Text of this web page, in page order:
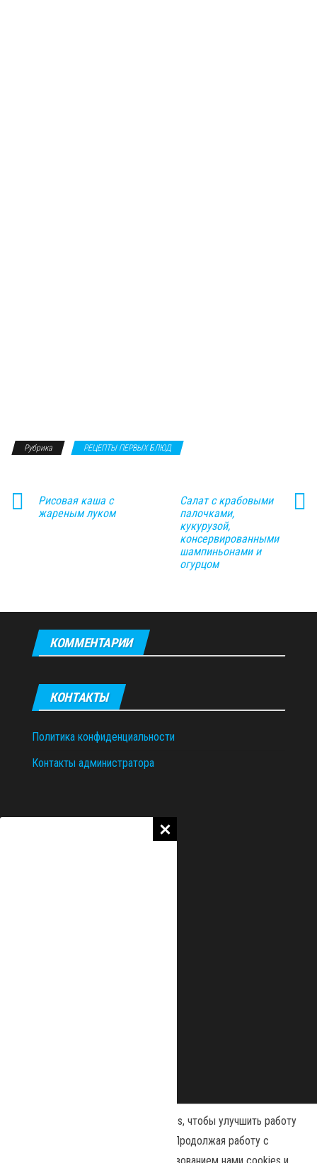
Рубрика РЕЦЕПТЫ ПЕРВЫХ БЛЮД
Рисовая каша с
жареным луком
Салат с крабовыми
палочками,
кукурузой,
консервированными
шампиньонами и
огурцом
КОММЕНТАРИИ
КОНТАКТЫ
Политика конфиденциальности
Контакты администратора
Наш сайт использует файлы cookies, чтобы улучшить работу
и повысить эффективность сайта. Продолжая работу с